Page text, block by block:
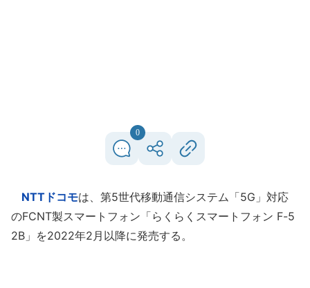
0
NTTドコモは、第5世代移動通信システム「5G」対応
のFCNT製スマートフォン「らくらくスマートフォン F-5
2B」を2022年2月以降に発売する。